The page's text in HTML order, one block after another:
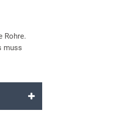
Rohre.
muss